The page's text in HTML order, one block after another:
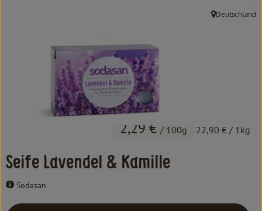
Erleben
Seife Lavendel & Kamille
Sodasan
2,29 € / 100g 22,90 € / 1kg
.
, Herkunft:
Deutschland